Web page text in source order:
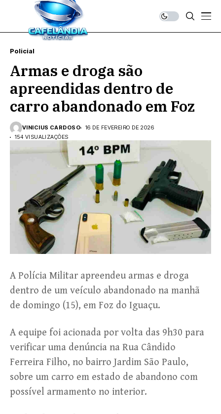
Policial
Armas e droga são
apreendidas dentro de
carro abandonado em Foz
VINICIUS CARDOSO
16 DE FEVEREIRO DE 2026
154 VISUALIZAÇÕES
A Polícia Militar apreendeu armas e droga
dentro de um veículo abandonado na manhã
de domingo (15), em Foz do Iguaçu.
A equipe foi acionada por volta das 9h30 para
verificar uma denúncia na Rua Cândido
Ferreira Filho, no bairro Jardim São Paulo,
sobre um carro em estado de abandono com
possível armamento no interior.